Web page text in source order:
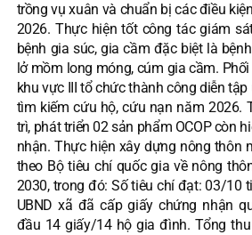
trồng vụ xuân và chuẩn bị các điều
2026. Thực hiện tốt công tác giám
bệnh gia súc, gia cầm đặc biệt là
lở mồm long móng, cúm gia cầm.
khu vực III tổ chức thành công diễn
tìm kiếm cứu hộ, cứu nạn năm 2026.
trì, phát triển 02 sản phẩm OCOP còn
nhận. Thực hiện xây dựng nông thôn
theo Bộ tiêu chí quốc gia về nông
2030, trong đó: Số tiêu chí đạt: 03/10
UBND xã đã cấp giấy chứng nhận
đầu 14 giấy/14 hộ gia đình. Tổng